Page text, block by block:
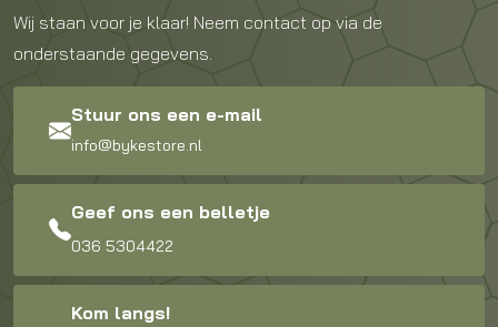
Wij staan voor je klaar! Neem contact op via de
onderstaande gegevens.
Stuur ons een e-mail
info@bykestore.nl
Geef ons een belletje
036 5304422
Kom langs!